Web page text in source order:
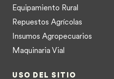
Equipamiento Rural
Repuestos Agrícolas
Insumos Agropecuarios
Maquinaria Vial
USO DEL SITIO